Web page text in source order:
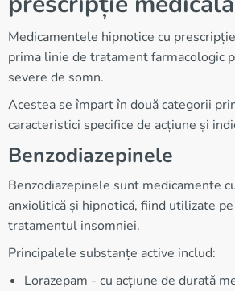
Medicamentele hipnotice cu
prima linie de tratament farmacologic
severe de somn.
Acestea se împart în două categorii
caracteristici specifice de acțiune și
Benzodiazepinele
Benzodiazepinele sunt medicamente
anxiolitică și hipnotică, fiind utilizate
tratamentul insomniei.
Principalele substanțe active includ:
Lorazepam - cu acțiune de durată